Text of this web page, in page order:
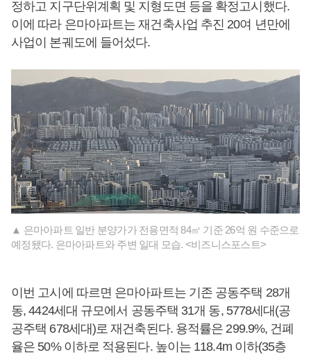
정하고 지구단위계획 및 지형도면 등을 확정고시했다.
이에 따라 은마아파트는 재건축사업 추진 20여 년만에
사업이 본궤도에 들어섰다.
▲ 은마아파트 일반 분양가가 전용면적 84㎡ 기준 26억 원 수준으로
예정됐다. 은마아파트와 주변 일대 모습. <비즈니스포스트>
이번 고시에 따르면 은마아파트는 기존 공동주택 28개
동, 4424세대 규모에서 공동주택 31개 동, 5778세대(공
공주택 678세대)로 재건축된다. 용적률은 299.9%, 건폐
율은 50% 이하로 적용된다. 높이는 118.4m 이하(35층